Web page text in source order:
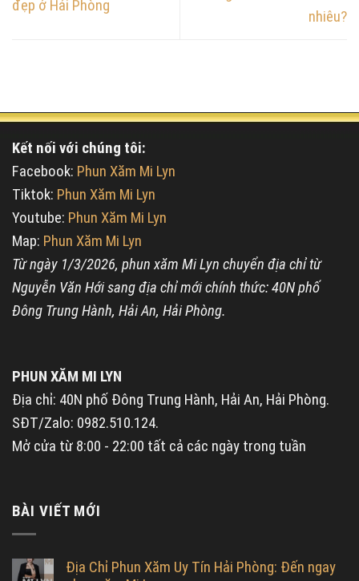
đẹp ở Hải Phòng
nhiêu?
Kết nối với chúng tôi:
Facebook: Phun Xăm Mi Lyn
Tiktok: Phun Xăm Mi Lyn
Youtube: Phun Xăm Mi Lyn
Map: Phun Xăm Mi Lyn
Từ ngày 1/3/2026, phun xăm Mi Lyn chuyển địa chỉ từ
Nguyễn Văn Hới sang địa chỉ mới chính thức: 40N phố
Đông Trung Hành, Hải An, Hải Phòng.
PHUN XĂM MI LYN
Địa chỉ: 40N phố Đông Trung Hành, Hải An, Hải Phòng.
SĐT/Zalo: 0982.510.124.
Mở cửa từ 8:00 - 22:00 tất cả các ngày trong tuần
BÀI VIẾT MỚI
Địa Chỉ Phun Xăm Uy Tín Hải Phòng: Đến ngay